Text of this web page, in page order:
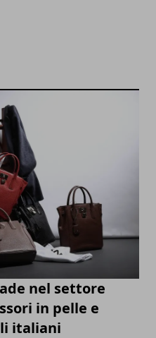
nel settore
in pelle e
italiani